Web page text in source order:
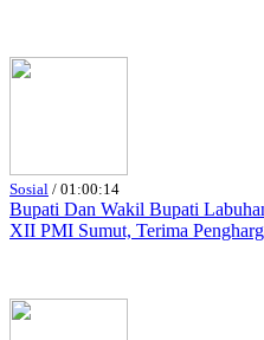
Sosial / 01:00:14
Bupati Dan Wakil Bupati
XII PMI Sumut, Terima